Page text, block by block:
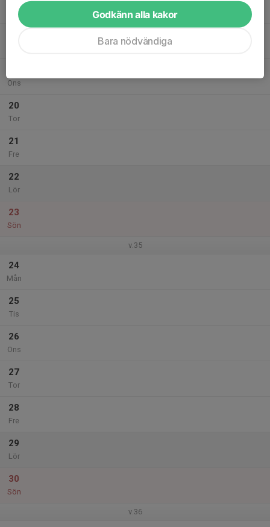
Mån
Ons
20
Tor
21
Fre
22
Lör
23
Sön
v.35
24
Mån
25
Tis
26
Ons
27
Tor
28
Fre
29
Lör
30
Sön
v.36
Godkänn alla kakor
Bara nödvändiga